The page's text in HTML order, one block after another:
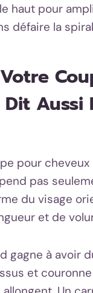
haut pour
défaire la
Aussi
pour
pas
du visage
et de
gagne à avoir
et